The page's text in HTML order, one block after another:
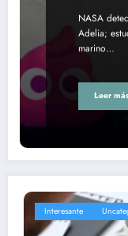
NASA
Adelia;
marino…
Leer
Interesante